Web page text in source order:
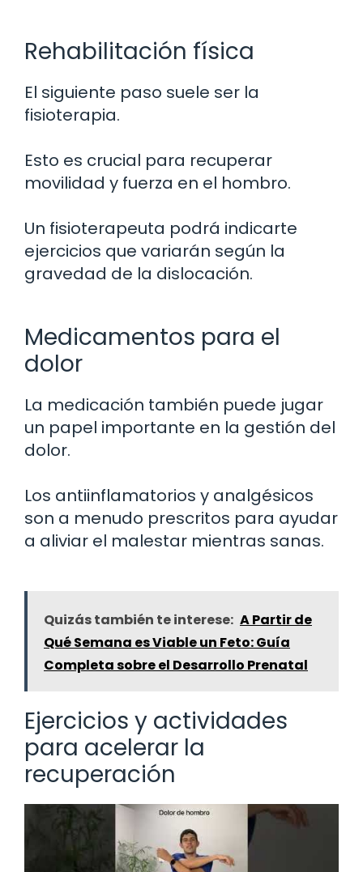
Rehabilitación física
El siguiente paso suele ser la
fisioterapia.
Esto es crucial para recuperar
movilidad y fuerza en el hombro.
Un fisioterapeuta podrá indicarte
ejercicios que variarán según la
gravedad de la dislocación.
Medicamentos para el
dolor
La medicación también puede jugar
un papel importante en la gestión del
dolor.
Los antiinflamatorios y analgésicos
son a menudo prescritos para ayudar
a aliviar el malestar mientras sanas.
Quizás también te interese: A Partir de
Qué Semana es Viable un Feto: Guía
Completa sobre el Desarrollo Prenatal
Ejercicios y actividades
para acelerar la
recuperación